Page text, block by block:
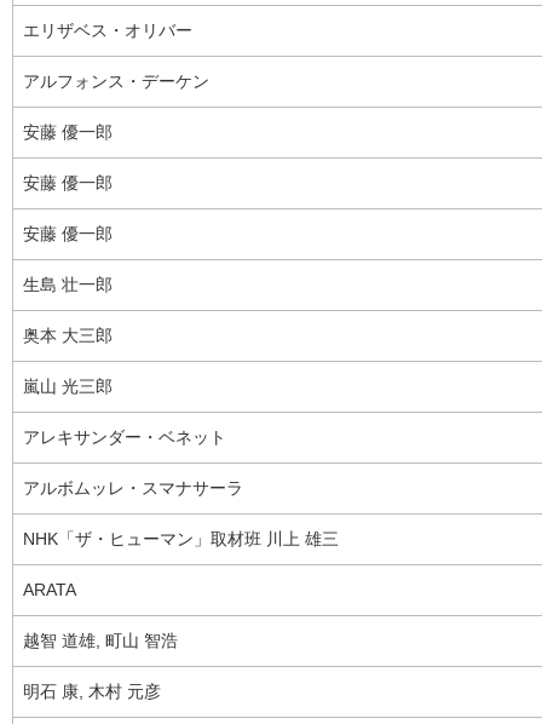
エリザベス・オリバー
アルフォンス・デーケン
安藤 優一郎
安藤 優一郎
安藤 優一郎
生島 壮一郎
奥本 大三郎
嵐山 光三郎
アレキサンダー・ベネット
アルボムッレ・スマナサーラ
NHK「ザ・ヒューマン」取材班 川上 雄三
ARATA
越智 道雄, 町山 智浩
明石 康, 木村 元彦